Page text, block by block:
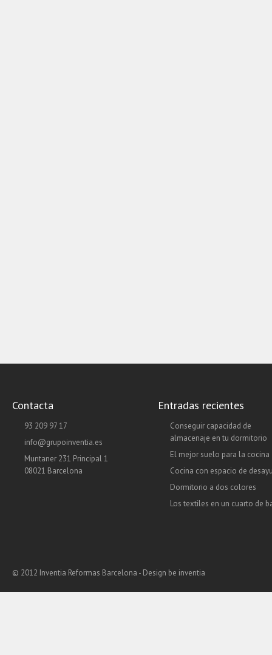
Contacta
93 209 97 17
info@grupoinventia.es
Muntaner 231 Principal 1
08021 Barcelona
Entradas recientes
Conseguir capacidad de
almacenaje en tu dormitorio
El mejor suelo para la cocina
Cocina con espacio de
Dormitorio a dos colores
Los textiles en un cuarto de
© 2012 Inventia Reformas Barcelona - Design be inventia